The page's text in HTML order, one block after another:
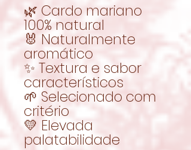
🌿 Cardo mariano
100% natural
🐰 Naturalmente
aromático
✨ Textura e sabor
característicos
🌱 Selecionado com
critério
💛 Elevada
palatabilidade